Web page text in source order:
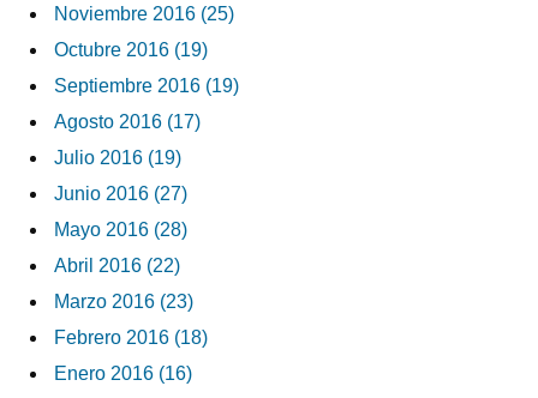
Noviembre 2016 (25)
Octubre 2016 (19)
Septiembre 2016 (19)
Agosto 2016 (17)
Julio 2016 (19)
Junio 2016 (27)
Mayo 2016 (28)
Abril 2016 (22)
Marzo 2016 (23)
Febrero 2016 (18)
Enero 2016 (16)